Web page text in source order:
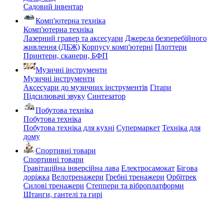
Садовий інвентар
Комп'ютерна техніка
Комп'ютерна техніка
Лазерний гравер та аксесуари Джерела безперебійного
живлення (ДБЖ) Корпусу комп'ютерні Плоттери
Принтери, сканери, БФП
Музичні інструменти
Музичні інструменти
Аксесуари до музичних інструментів Гітари
Підсилювачі звуку Синтезатор
Побутова техніка
Побутова техніка
Побутова техніка для кухні Супермаркет Техніка для
дому
Спортивні товари
Спортивні товари
Гравітаційна інверсійна лава Електросамокат Бігова
доріжка Велотренажери Гребні тренажери Орбітрек
Силові тренажери Степпери та віброплатформи
Штанги, гантелі та гирі